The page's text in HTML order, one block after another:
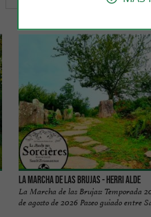
La Marcha de las Brujas - Herri Alde
La Marcha de las Brujas: Temporada
de agosto de 2026 Paseo guiado entre